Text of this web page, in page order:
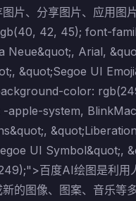
片、分享图片、应用图
42, 45); font-
Neue&quot;, Arial,
&quot;Segoe UI
color:
system,
UI Symbol&quot;,
百度AI绘图是利用
的图像、图案、音乐等